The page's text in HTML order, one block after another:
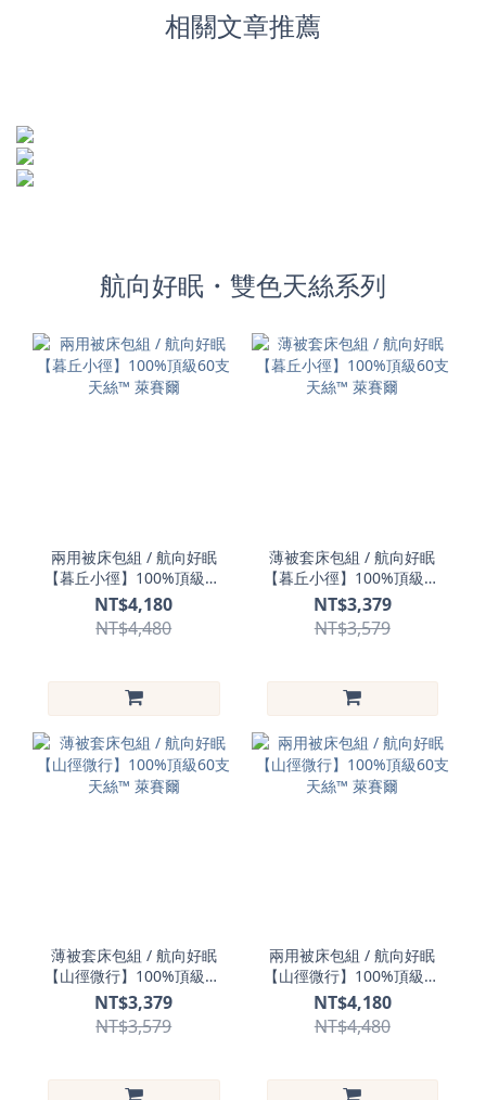
相關文章推薦
航向好眠・雙色天絲系列
兩用被床包組 / 航向好眠
【暮丘小徑】100%頂級60
支天絲™ 萊賽爾
NT$4,180
NT$4,480
薄被套床包組 / 航向好眠
【暮丘小徑】100%頂級60
支天絲™ 萊賽爾
NT$3,379
NT$3,579
薄被套床包組 / 航向好眠
【山徑微行】100%頂級60
支天絲™ 萊賽爾
NT$3,379
NT$3,579
兩用被床包組 / 航向好眠
【山徑微行】100%頂級60
支天絲™ 萊賽爾
NT$4,180
NT$4,480